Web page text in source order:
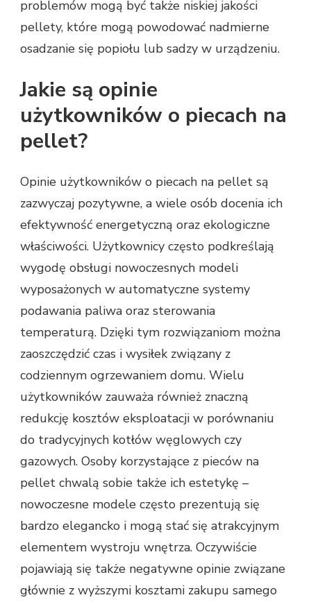
problemów mogą być także niskiej jakości
pellety, które mogą powodować nadmierne
osadzanie się popiołu lub sadzy w urządzeniu.
Jakie są opinie
użytkowników o piecach na
pellet?
Opinie użytkowników o piecach na pellet są
zazwyczaj pozytywne, a wiele osób docenia ich
efektywność energetyczną oraz ekologiczne
właściwości. Użytkownicy często podkreślają
wygodę obsługi nowoczesnych modeli
wyposażonych w automatyczne systemy
podawania paliwa oraz sterowania
temperaturą. Dzięki tym rozwiązaniom można
zaoszczędzić czas i wysiłek związany z
codziennym ogrzewaniem domu. Wielu
użytkowników zauważa również znaczną
redukcję kosztów eksploatacji w porównaniu
do tradycyjnych kotłów węglowych czy
gazowych. Osoby korzystające z pieców na
pellet chwalą sobie także ich estetykę –
nowoczesne modele często prezentują się
bardzo elegancko i mogą stać się atrakcyjnym
elementem wystroju wnętrza. Oczywiście
pojawiają się także negatywne opinie związane
głównie z wyższymi kosztami zakupu samego